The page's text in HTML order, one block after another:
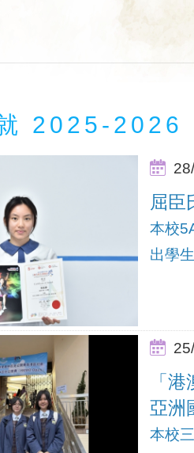
2025-2026
屈臣
本校
出學
「
亞洲
本校